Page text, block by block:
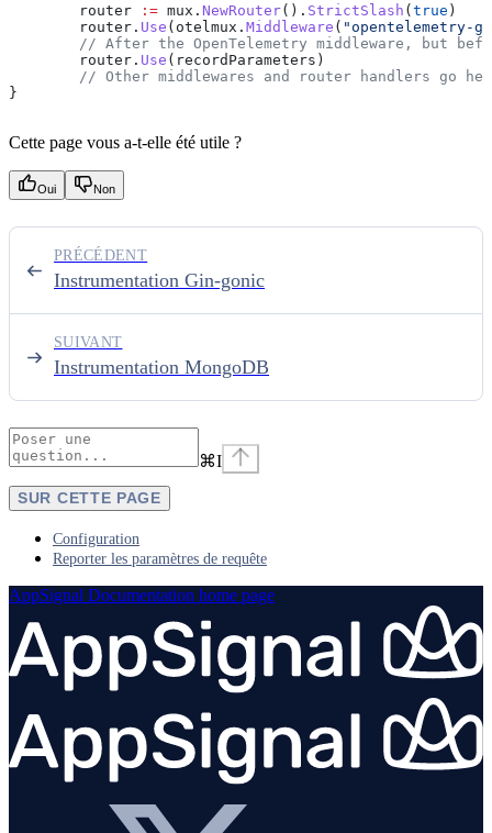
	router
:= mux . NewRouter(). StrictSlash (true )
	router
. Use ( otelmux . Middleware ( "opentelemetry-
// After the OpenTelemetry middleware, but
	router
. Use ( recordParameters )
// Other middlewares and router handlers go
}
Cette page vous a-t-elle été utile ?
Oui Non
Instrumentation Gin-gonic
PRÉCÉDENT
Instrumentation MongoDB
SUIVANT
⌘I
SUR CETTE PAGE
Configuration
Reporter les paramètres de requête
AppSignal Documentation home page